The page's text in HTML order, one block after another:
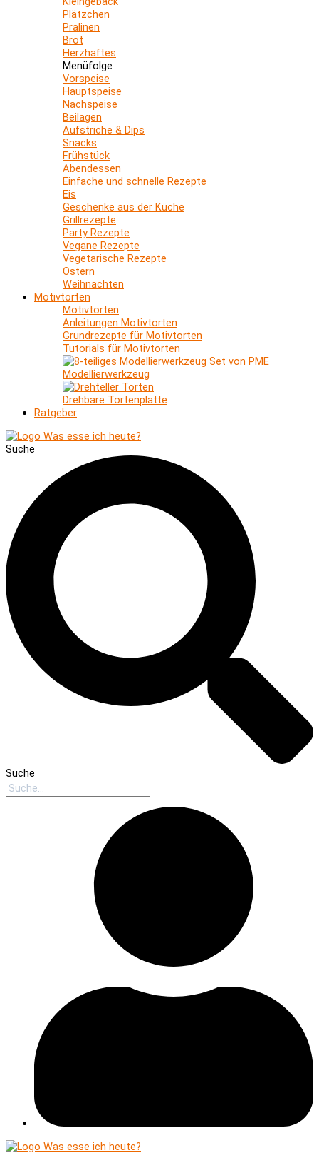
Plätzchen
Pralinen
Brot
Herzhaftes
Menüfolge
Vorspeise
Hauptspeise
Nachspeise
Beilagen
Aufstriche & Dips
Snacks
Frühstück
Abendessen
Einfache und schnelle Rezepte
Eis
Geschenke aus der Küche
Grillrezepte
Party Rezepte
Vegane Rezepte
Vegetarische Rezepte
Ostern
Weihnachten
Motivtorten
Motivtorten
Anleitungen Motivtorten
Grundrezepte für Motivtorten
Tutorials für Motivtorten
Modellierwerkzeug
Drehbare Tortenplatte
Ratgeber
Suche
Suche